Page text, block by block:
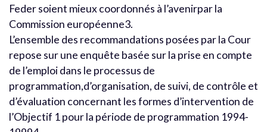
Feder soient mieux coordonnés à l’avenirpar la
Commission européenne3.
L’ensemble des recommandations posées par la Cour
repose sur une enquête basée sur la prise en compte
de l’emploi dans le processus de
programmation,d’organisation, de suivi, de contrôle et
d’évaluation concernant les formes d’intervention de
l’Objectif 1 pour la période de programmation 1994-